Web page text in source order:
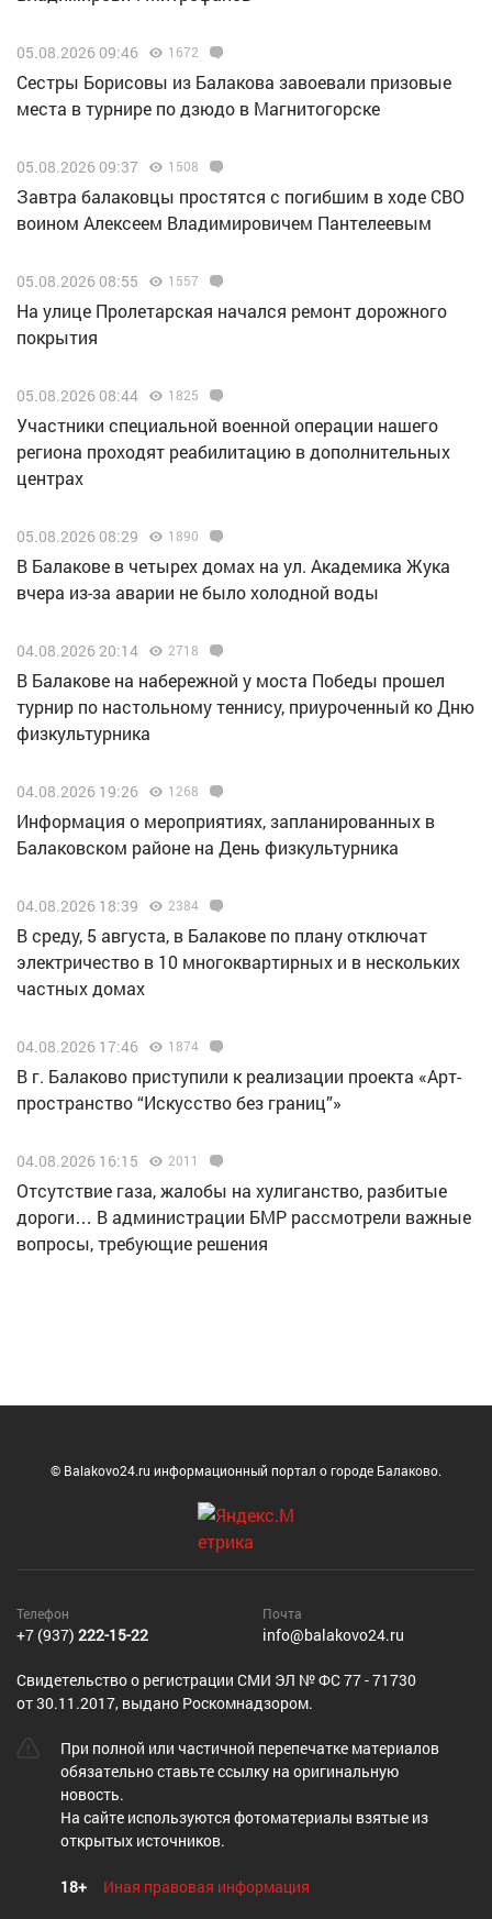
05.08.2026 09:46 1672
Сестры Борисовы из Балакова завоевали призовые
места в турнире по дзюдо в Магнитогорске
05.08.2026 09:37 1508
Завтра балаковцы простятся с погибшим в ходе СВО
воином Алексеем Владимировичем Пантелеевым
05.08.2026 08:55 1557
На улице Пролетарская начался ремонт дорожного
покрытия
05.08.2026 08:44 1825
Участники специальной военной операции нашего
региона проходят реабилитацию в дополнительных
центрах
05.08.2026 08:29 1890
В Балакове в четырех домах на ул. Академика Жука
вчера из-за аварии не было холодной воды
04.08.2026 20:14 2718
В Балакове на набережной у моста Победы прошел
турнир по настольному теннису, приуроченный ко Дню
физкультурника
04.08.2026 19:26 1268
Информация о мероприятиях, запланированных в
Балаковском районе на День физкультурника
04.08.2026 18:39 2384
В среду, 5 августа, в Балакове по плану отключат
электричество в 10 многоквартирных и в нескольких
частных домах
04.08.2026 17:46 1874
В г. Балаково приступили к реализации проекта «Арт-
пространство “Искусство без границ”»
04.08.2026 16:15 2011
Отсутствие газа, жалобы на хулиганство, разбитые
дороги… В администрации БМР рассмотрели важные
вопросы, требующие решения
© Balakovo24.ru информационный портал о городе Балаково.
Телефон
+7 (937) 222-15-22
Почта
info@balakovo24.ru
Cвидетельство о регистрации СМИ ЭЛ № ФС 77 - 71730
от 30.11.2017, выдано Роскомнадзором.
При полной или частичной перепечатке материалов
обязательно ставьте ссылку на оригинальную
новость.
На сайте используются фотоматериалы взятые из
открытых источников.
18+ Иная правовая информация